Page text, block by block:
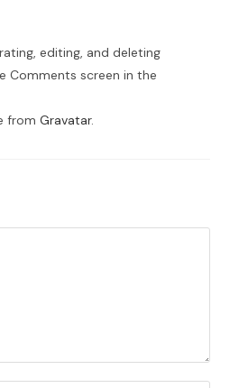
editing, and deleting
Comments screen in the
fromGravatar.